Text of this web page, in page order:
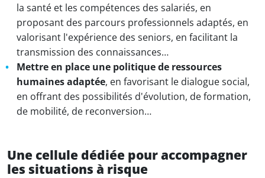
la santé et les compétences des salariés, en
proposant des parcours professionnels adaptés, en
valorisant l'expérience des seniors, en facilitant la
transmission des connaissances…
Mettre en place une politique de ressources
humaines adaptée, en favorisant le dialogue social,
en offrant des possibilités d'évolution, de formation,
de mobilité, de reconversion…
Une cellule dédiée pour accompagner
les situations à risque